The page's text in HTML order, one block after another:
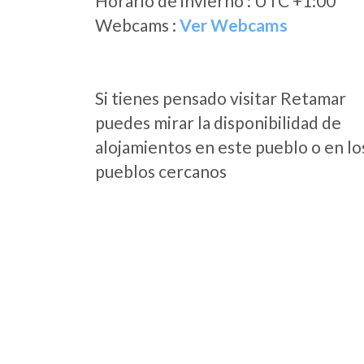
Webcams : Ver Webcams
Si tienes pensado visitar Retamar
puedes mirar la disponibilidad de
alojamientos en este pueblo o en
pueblos cercanos